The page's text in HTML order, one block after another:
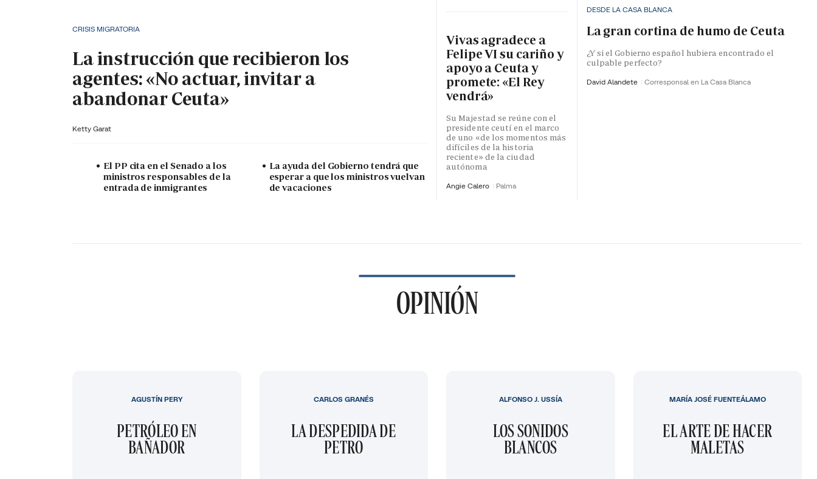
CRISIS MIGRATORIA
La instrucción que recibieron los
agentes: «No actuar, invitar a
abandonar Ceuta»
Ketty Garat
El PP cita en el Senado a los
ministros responsables de la
entrada de inmigrantes
La ayuda del Gobierno tendrá que
esperar a que los ministros vuelvan
de vacaciones
Vivas agradece a
Felipe VI su cariño y
apoyo a Ceuta y
promete: «El Rey
vendrá»
Su Majestad se reúne con el
presidente ceutí en el marco
de uno «de los momentos más
difíciles de la historia
reciente» de la ciudad
autónoma
Angie Calero Palma
DESDE LA CASA BLANCA
La gran cortina de humo de Ceuta
¿Y si el Gobierno español hubiera encontrado el
culpable perfecto?
David Alandete Corresponsal en La Casa Blanca
OPINIÓN
PETRÓLEO EN
BAÑADOR
AGUSTÍN PERY
LA DESPEDIDA DE
PETRO
CARLOS GRANÉS
LOS SONIDOS
BLANCOS
ALFONSO J. USSÍA
EL ARTE DE HACER
MALETAS
MARÍA JOSÉ FUENTEÁLAMO